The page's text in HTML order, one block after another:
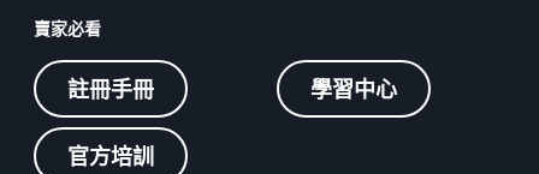
賣家必看
註冊手冊 學習中心
官方培訓